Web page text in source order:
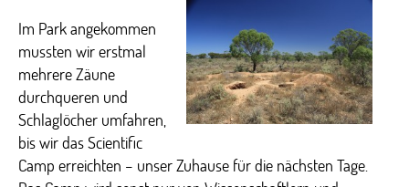
Im Park angekommen
mussten wir erstmal
mehrere Zäune
durchqueren und
Schlaglöcher umfahren,
bis wir das Scientific
Camp erreichten – unser Zuhause für die nächsten Tage.